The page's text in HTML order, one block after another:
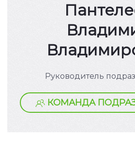
Руководитель
КОМАНДА